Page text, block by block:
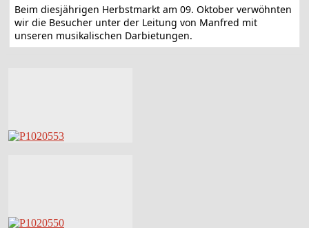
Beim diesjährigen Herbstmarkt am 09. Oktober verwöhnten
wir die Besucher unter der Leitung von Manfred mit
unseren musikalischen Darbietungen.